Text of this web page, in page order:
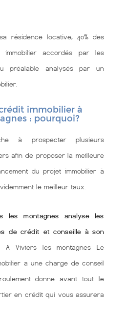
résidence locative, 40% des
immobilier accordés par les
préalable analysés par un
immobilier à
: pourquoi?
à prospecter plusieurs
afin de proposer la meilleure
du projet immobilier à
le meilleur taux.
les montagnes analyse les
de crédit et conseille à son
. A Viviers les montagnes Le
a une charge de conseil
donne avant tout le
en crédit qui vous assurera